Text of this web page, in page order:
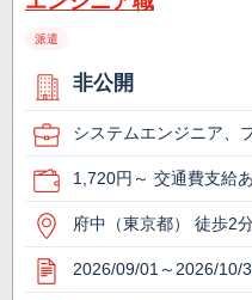
派遣
非公開
システムエンジニア、
1,720円～ 交通費支給
府中（東京都） 徒歩2
2026/09/01～2026/10/